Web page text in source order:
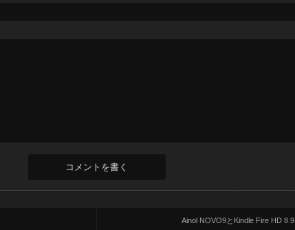
Ainol NOVO9とKindle Fire HD 8.9